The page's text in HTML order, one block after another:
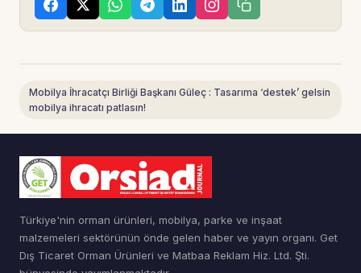
Mobilya İhracatçı Birliği Başkanı Güleç : Tasarıma ‘destek’ gelsin
mobilya ihracatı patlasın!
Türkiye'nin orman ürünleri, mobilya, parke ve inşaat
malzemeleri sektörünün önde gelen haber ve yayın organı. Get
Dış Ticaret Orman Ürünleri ve Matbaa Reklam Hiz. Ltd. Şti.